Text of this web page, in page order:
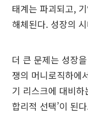
태계는 파괴되고,
해체된다. 성장의
더 큰 문제는 성장
쟁의 머니로직하에
기 리스크에 대비하
합리적 선택’이 된